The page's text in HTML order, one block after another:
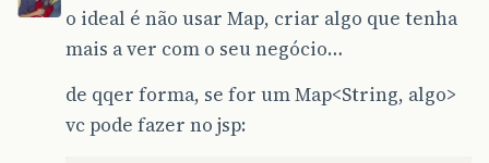
o ideal é não usar Map, criar algo que tenha
mais a ver com o seu negócio…
de qqer forma, se for um Map<String, algo>
vc pode fazer no jsp: